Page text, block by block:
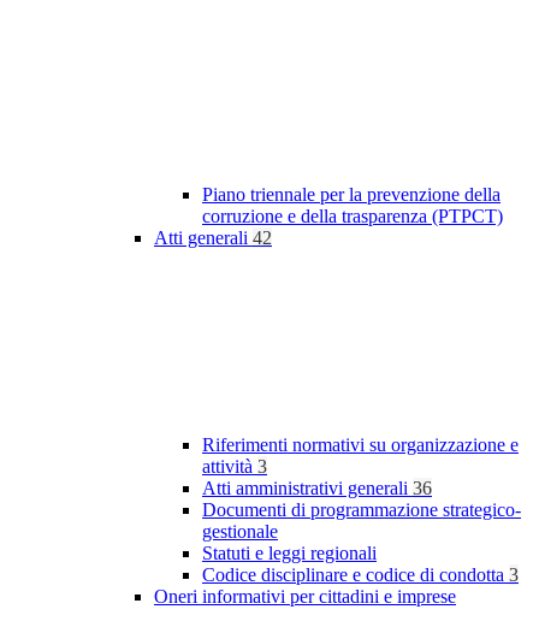
Piano triennale per la prevenzione della
corruzione e della trasparenza (PTPCT)
Atti generali 42
Riferimenti normativi su organizzazione e
attività 3
Atti amministrativi generali 36
Documenti di programmazione strategico-
gestionale
Statuti e leggi regionali
Codice disciplinare e codice di condotta 3
Oneri informativi per cittadini e imprese